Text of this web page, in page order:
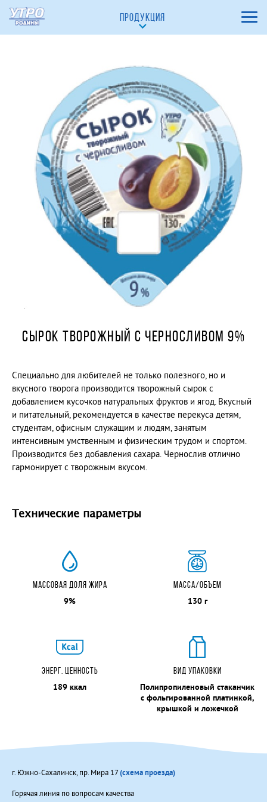
ПРОДУКЦИЯ
Желе Вишня 0,0%
Десерт Шоколадный 10%
Десерт "Клубничный пломбир" 10%
Масло сливочное
Масло сливочное 82%
Сырки глазированные
С кокосом 23%
С какао 23%
С чёрной смородиной 23%
С вишней 23%
Ванильный 23%
С клубникой 23%
С варёной сгущёнкой 23%
Ванильно-шоколадный 23%
Сыр Плавленый
Сыр плавленый Утренний 19,3%
Сыр плавленый Утренний с лесными грибами 18%
МОЛОКО ПИТЬЕВОЕ ПАСТЕРИЗОВАННОЕ 2,5 %
МОЛОКО ЦЕЛЬНОЕ ПАСТЕРИЗОВАННОЕ «ОТБОРНОЕ»
3,4 % - 4,2 %
КЕФИР ОТБОРНЫЙ 3,4 % - 4,2 %
РЯЖЕНКА 4 %
ЙОГУРТ С КУСОЧКАМИ ЯГОД «КЛУБНИКА»
ЙОГУРТ С КУСОЧКАМИ ЯГОД "ВИШНЯ"
ЙОГУРТ "БАНАН-ПЕЧЕНЬЕ"
ТВОРОГ ОБЕЗЖИРЕННЫЙ
СЕМЕЙНЫЙ БЮДЖЕТ
"РОССИЙСКОЕ" 2,5 %
МОЛОКО ПИТЬЕВОЕ ПАСТЕРИЗОВАННОЕ
КЕФИР 2,5%
РЯЖЕНКА 2,5 %
ЙОГУРТ "МАЛИНА" 2%
МАСЛО ШОКОЛАДНОЕ
СЫРОК ТВОРОЖНЫЙ С ЧЕРНОСЛИВОМ 9%
Специально для любителей не только полезного, но и
вкусного творога производится творожный сырок с
добавлением кусочков натуральных фруктов и ягод. Вкусный
и питательный, рекомендуется в качестве перекуса детям,
студентам, офисным служащим и людям, занятым
интенсивным умственным и физическим трудом и спортом.
Производится без добавления сахара. Чернослив отлично
гармонирует с творожным вкусом.
Технические параметры
МАССОВАЯ ДОЛЯ ЖИРА
9%
МАССА/ОБЪЕМ
130 г
ЭНЕРГ. ЦЕННОСТЬ
189 ккал
ВИД УПАКОВКИ
Полипропиленовый стаканчик
с фольгированной платинкой,
крышкой и ложечкой
г. Южно-Сахалинск, пр. Мира 17(схема проезда)
Горячая линия по вопросам качества